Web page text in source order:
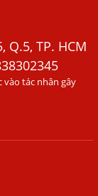
Trị
ĐI KHÁM
DO THÓI QUEN
Q.5, TP. HCM
tác nhân gây